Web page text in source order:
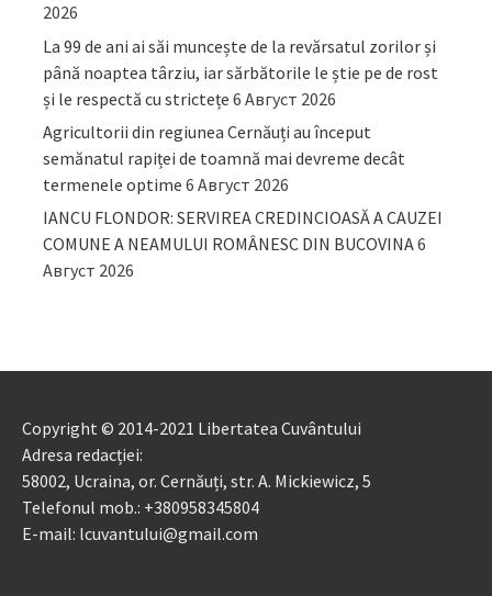
2026
La 99 de ani ai săi muncește de la revărsatul zorilor și
până noaptea târziu, iar sărbătorile le știe pe de rost
și le respectă cu strictețe 6 Август 2026
Agricultorii din regiunea Cernăuți au început
semănatul rapiței de toamnă mai devreme decât
termenele optime 6 Август 2026
IANCU FLONDOR: SERVIREA CREDINCIOASĂ A CAUZEI
COMUNE A NEAMULUI ROMÂNESC DIN BUCOVINA6
Август 2026
Copyright © 2014-2021 Libertatea Cuvântului
Adresa redacției:
58002, Ucraina, or. Cernăuți, str. A. Mickiewicz, 5
Telefonul mob.: +380958345804
E-mail: lcuvantului@gmail.com